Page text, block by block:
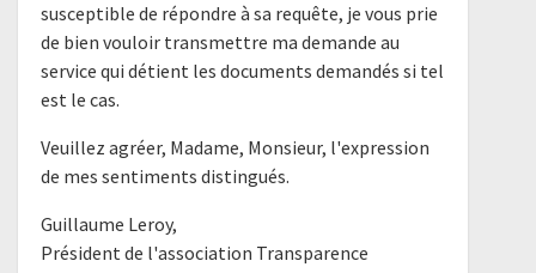
susceptible de répondre à sa requête, je vous prie
de bien vouloir transmettre ma demande au
service qui détient les documents demandés si tel
est le cas.
Veuillez agréer, Madame, Monsieur, l'expression
de mes sentiments distingués.
Guillaume Leroy,
Président de l'association Transparence